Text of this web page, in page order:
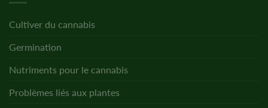
Cultiver du cannabis
Germination
Nutriments pour le cannabis
Problèmes liés aux plantes